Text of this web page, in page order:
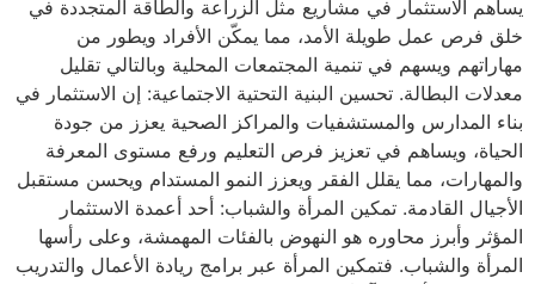
الرئيسية
عن قدرة
مركز المعرفة
يساهم الاستثمار في مشاريع مثل الزراعة والطاقة المتجددة في
خلق فرص عمل طويلة الأمد، مما يمكّن الأفراد ويطور من
مهاراتهم ويسهم في تنمية المجتمعات المحلية وبالتالي تقليل
معدلات البطالة. تحسين البنية التحتية الاجتماعية: إن الاستثمار في
بناء المدارس والمستشفيات والمراكز الصحية يعزز من جودة
الحياة، ويساهم في تعزيز فرص التعليم ورفع مستوى المعرفة
والمهارات، مما يقلل الفقر ويعزز النمو المستدام ويحسن مستقبل
الأجيال القادمة. تمكين المرأة والشباب: أحد أعمدة الاستثمار
المؤثر وأبرز محاوره هو النهوض بالفئات المهمشة، وعلى رأسها
المرأة والشباب. فتمكين المرأة عبر برامج ريادة الأعمال والتدريب